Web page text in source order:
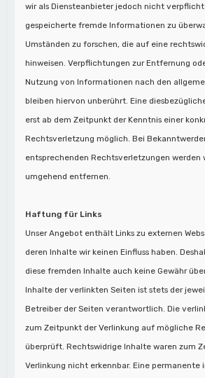
wir als Diensteanbieter jedoch nicht
gespeicherte fremde Informationen zu
Umständen zu forschen, die auf eine
hinweisen. Verpflichtungen zur Entfernung
Nutzung von Informationen nach den
bleiben hiervon unberührt. Eine
erst ab dem Zeitpunkt der Kenntnis einer
Rechtsverletzung möglich. Bei
entsprechenden Rechtsverletzungen werden
umgehend entfernen.
Haftung für Links
Unser Angebot enthält Links zu externen
deren Inhalte wir keinen Einfluss haben.
diese fremden Inhalte auch keine Gewähr
Inhalte der verlinkten Seiten ist stets der
Betreiber der Seiten verantwortlich. Die
zum Zeitpunkt der Verlinkung auf mögliche
überprüft. Rechtswidrige Inhalte waren zum
Verlinkung nicht erkennbar. Eine